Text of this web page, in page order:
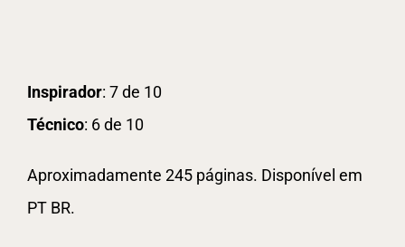
Inspirador: 7 de 10
Técnico: 6 de 10
Aproximadamente 245 páginas. Disponível em
PT BR.